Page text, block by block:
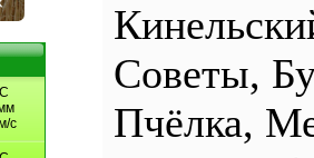
Советы,
Пчёлка,